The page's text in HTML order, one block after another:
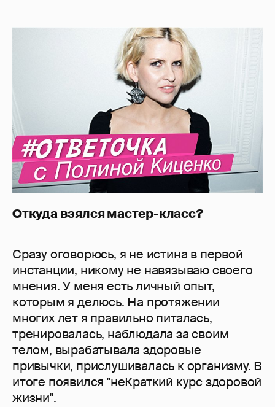
Откуда взялся мастер-класс?
Сразу оговорюсь, я не истина в первой
инстанции, никому не навязываю своего
мнения. У меня есть личный опыт,
которым я делюсь. На протяжении
многих лет я правильно питалась,
тренировалась, наблюдала за своим
телом, вырабатывала здоровые
привычки, прислушивалась к организму. В
итоге появился "неКраткий курс здоровой
жизни".